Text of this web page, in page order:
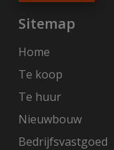
Sitemap
Home
Te koop
Te huur
Nieuwbouw
Bedrijfsvastgoed